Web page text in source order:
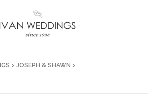
> JOSEPH & SHAWN >